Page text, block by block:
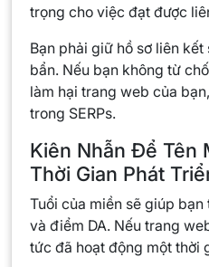
trọng cho việc đạt được
Bạn phải giữ hồ sơ liên
bẩn. Nếu bạn không từ
làm hại trang web của
trong SERPs.
Kiên Nhẫn Để Tên
Thời Gian Phát
Tuổi của miền sẽ giúp
và điểm DA. Nếu trang
tức đã hoạt động một thời